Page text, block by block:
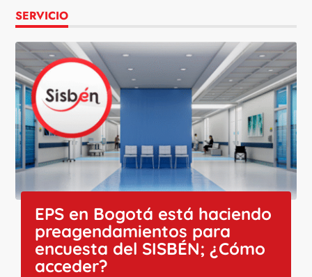
SERVICIO
EPS en Bogotá está haciendo
preagendamientos para
encuesta del SISBÉN; ¿Cómo
acceder?